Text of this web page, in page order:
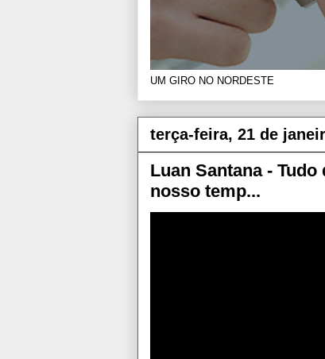
UM GIRO NO NORDESTE
terça-feira, 21 de
Luan Santana -
nosso temp...